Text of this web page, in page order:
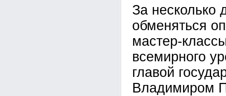
За несколько
обменяться
мастер-
всемирного
главой
Владимиром